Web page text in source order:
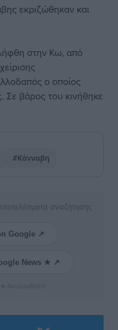
εκριζώθηκαν και
στην Κω, από
ο οποίος
Σε βάρος του κινήθηκε
#Κάνναβη
αναζήτησης
Google ↗
News ★ ↗